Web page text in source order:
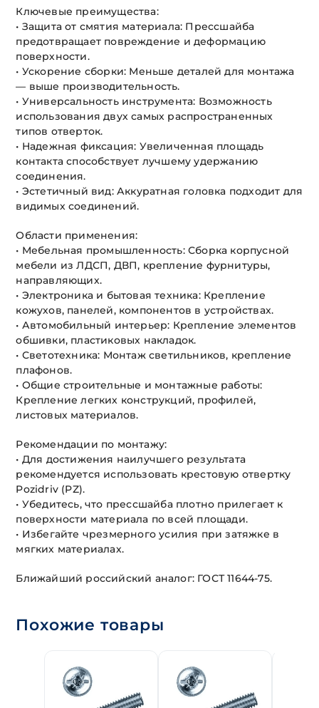
Ключевые преимущества:
• Защита от смятия материала: Прессшайба
предотвращает повреждение и деформацию
поверхности.
• Ускорение сборки: Меньше деталей для монтажа
— выше производительность.
• Универсальность инструмента: Возможность
использования двух самых распространенных
типов отверток.
• Надежная фиксация: Увеличенная площадь
контакта способствует лучшему удержанию
соединения.
• Эстетичный вид: Аккуратная головка подходит для
видимых соединений.
Области применения:
• Мебельная промышленность: Сборка корпусной
мебели из ЛДСП, ДВП, крепление фурнитуры,
направляющих.
• Электроника и бытовая техника: Крепление
кожухов, панелей, компонентов в устройствах.
• Автомобильный интерьер: Крепление элементов
обшивки, пластиковых накладок.
• Светотехника: Монтаж светильников, крепление
плафонов.
• Общие строительные и монтажные работы:
Крепление легких конструкций, профилей,
листовых материалов.
Рекомендации по монтажу:
• Для достижения наилучшего результата
рекомендуется использовать крестовую отвертку
Pozidriv (PZ).
• Убедитесь, что прессшайба плотно прилегает к
поверхности материала по всей площади.
• Избегайте чрезмерного усилия при затяжке в
мягких материалах.
Ближайший российский аналог: ГОСТ 11644-75.
Похожие товары